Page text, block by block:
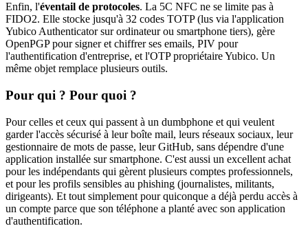
Enfin, l'éventail de protocoles. La 5C NFC ne se limite pas à
FIDO2. Elle stocke jusqu'à 32 codes TOTP (lus via l'application
Yubico Authenticator sur ordinateur ou smartphone tiers), gère
OpenPGP pour signer et chiffrer ses emails, PIV pour
l'authentification d'entreprise, et l'OTP propriétaire Yubico. Un
même objet remplace plusieurs outils.
Pour qui ? Pour quoi ?
Pour celles et ceux qui passent à un dumbphone et qui veulent
garder l'accès sécurisé à leur boîte mail, leurs réseaux sociaux, leur
gestionnaire de mots de passe, leur GitHub, sans dépendre d'une
application installée sur smartphone. C'est aussi un excellent achat
pour les indépendants qui gèrent plusieurs comptes professionnels,
et pour les profils sensibles au phishing (journalistes, militants,
dirigeants). Et tout simplement pour quiconque a déjà perdu accès à
un compte parce que son téléphone a planté avec son application
d'authentification.